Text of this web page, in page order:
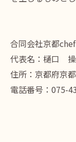
合同会社京都
代表名：樋口 操
住所：京都府京
電話番号：075-